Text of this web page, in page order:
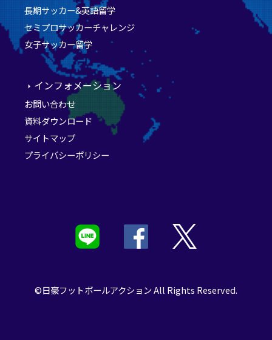
長期サッカー&英語留学
セミプロサッカーチャレンジ
女子サッカー留学
インフォメーション
お問い合わせ
資料ダウンロード
サイトマップ
プライバシーポリシー
©日豪フットボールアクション All Rights Reserved.